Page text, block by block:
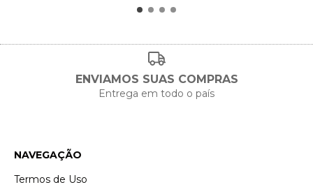
ENVIAMOS SUAS COMPRAS
Entrega em todo o país
NAVEGAÇÃO
Termos de Uso